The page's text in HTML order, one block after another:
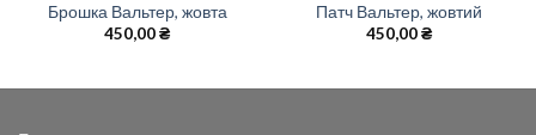
Брошка Вальтер, жовта
450,00₴
Патч Вальтер, жовтий
450,00₴